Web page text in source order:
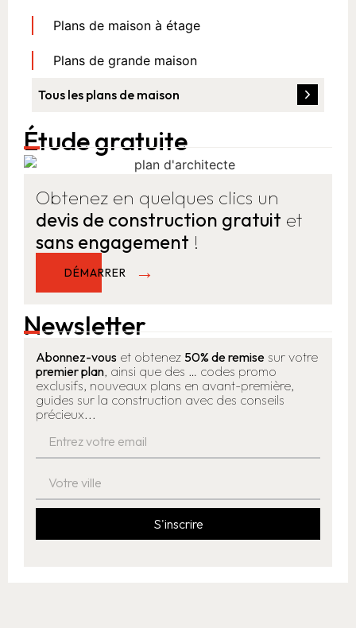
Plans de maison à étage
Plans de grande maison
Tous les plans de maison
Étude gratuite
Obtenez en quelques clics un
devis de construction gratuit et
sans engagement !
DÉMARRER
Newsletter
Abonnez-vous et obtenez 50% de remise sur votre
premier plan, ainsi que des … codes promo
exclusifs, nouveaux plans en avant-première,
guides sur la construction avec des conseils
précieux...
S'inscrire